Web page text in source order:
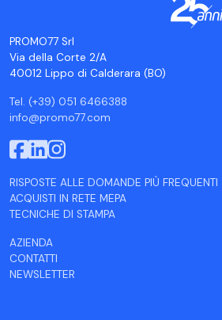
PROMO77 Srl
Via della Corte 2/A
40012 Lippo di Calderara (BO)
Tel. (+39) 051 6466388
info@promo77.com
RISPOSTE ALLE DOMANDE PIÙ FREQUENTI
ACQUISTI IN RETE MEPA
TECNICHE DI STAMPA
AZIENDA
CONTATTI
NEWSLETTER